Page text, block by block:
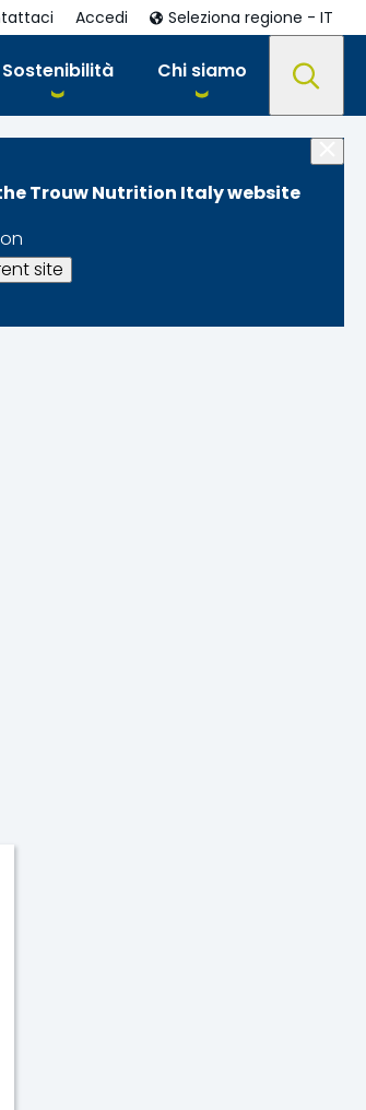
Sostenibilità Chi siamo
Accedi Seleziona regione - IT
Trouw Nutrition Italy website
site